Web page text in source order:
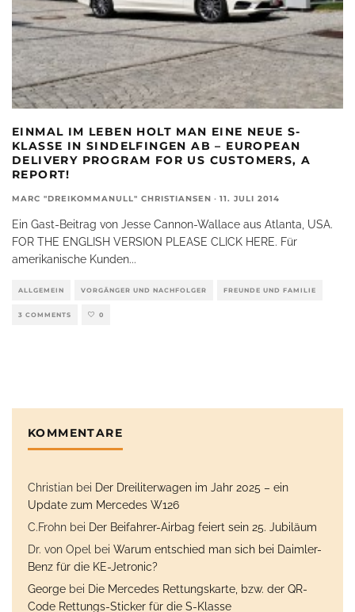
EINMAL IM LEBEN HOLT MAN EINE NEUE S-
KLASSE IN SINDELFINGEN AB – EUROPEAN
DELIVERY PROGRAM FOR US CUSTOMERS, A
REPORT!
MARC "DREIKOMMANULL" CHRISTIANSEN · 11. JULI 2014
Ein Gast-Beitrag von Jesse Cannon-Wallace aus Atlanta, USA.
FOR THE ENGLISH VERSION PLEASE CLICK HERE. Für
amerikanische Kunden...
ALLGEMEIN VORGÄNGER UND NACHFOLGER FREUNDE UND FAMILIE
3 COMMENTS 0
KOMMENTARE
Christian bei Der Dreiliterwagen im Jahr 2025 – ein
Update zum Mercedes W126
C.Frohn bei Der Beifahrer-Airbag feiert sein 25. Jubiläum
Dr. von Opel
bei Warum entschied man sich bei Daimler-
Benz für die KE-Jetronic?
George bei Die Mercedes Rettungskarte, bzw. der QR-
Code Rettungs-Sticker für die S-Klasse